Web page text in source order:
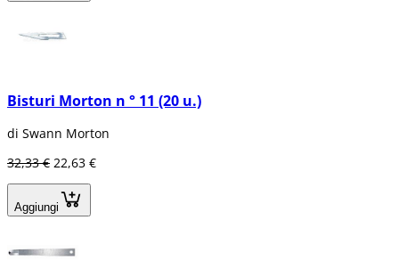
Bisturi Morton n ° 11 (20 u.)
di Swann Morton
32,33 € 22,63 €
Aggiungi